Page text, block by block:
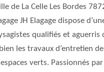
de La Celle Les Bordes
JH Elagage dispose
qualifiés et aguerris
les travaux d’entretien
verts. Passionnés